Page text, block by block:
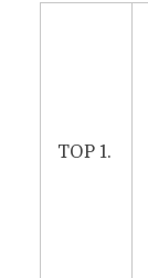
TOP 1.